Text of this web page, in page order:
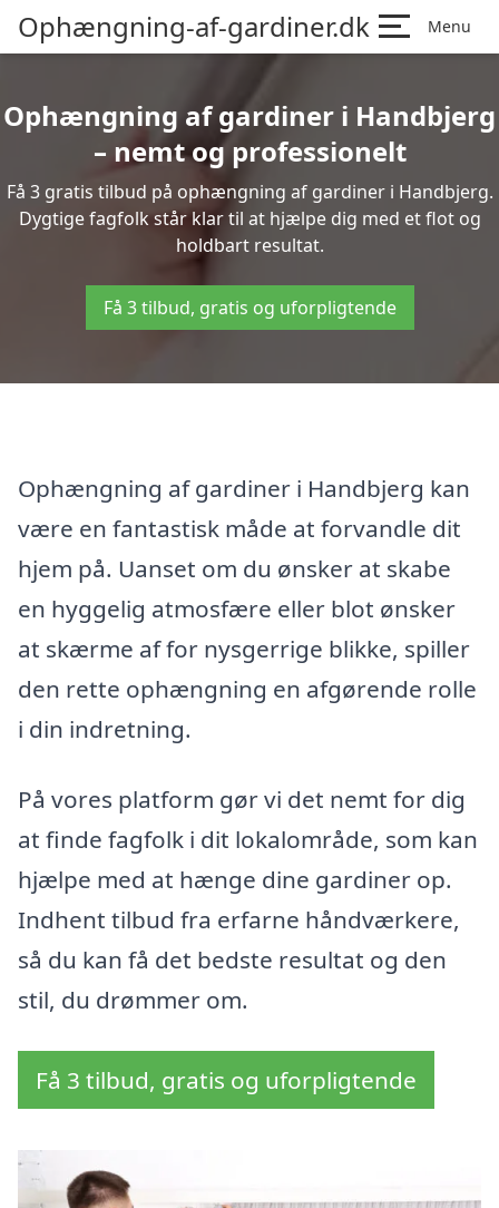
Ophængning-af-gardiner.dk Menu
Ophængning af gardiner i Handbjerg
– nemt og professionelt
Få 3 gratis tilbud på ophængning af gardiner i Handbjerg.
Dygtige fagfolk står klar til at hjælpe dig med et flot og
holdbart resultat.
Få 3 tilbud, gratis og uforpligtende
Ophængning af gardiner i Handbjerg kan
være en fantastisk måde at forvandle dit
hjem på. Uanset om du ønsker at skabe
en hyggelig atmosfære eller blot ønsker
at skærme af for nysgerrige blikke, spiller
den rette ophængning en afgørende rolle
i din indretning.
På vores platform gør vi det nemt for dig
at finde fagfolk i dit lokalområde, som kan
hjælpe med at hænge dine gardiner op.
Indhent tilbud fra erfarne håndværkere,
så du kan få det bedste resultat og den
stil, du drømmer om.
Få 3 tilbud, gratis og uforpligtende